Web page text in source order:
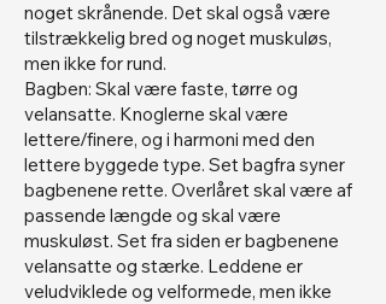
noget skrånende. Det skal også være
tilstrækkelig bred og noget muskuløs,
men ikke for rund.
Bagben: Skal være faste, tørre og
velansatte. Knoglerne skal være
lettere/finere, og i harmoni med den
lettere byggede type. Set bagfra syner
bagbenene rette. Overlåret skal være af
passende længde og skal være
muskuløst. Set fra siden er bagbenene
velansatte og stærke. Leddene er
veludviklede og velformede, men ikke